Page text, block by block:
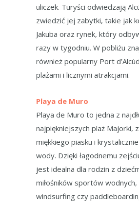
uliczek. Turyści odwiedzają
zwiedzić jej zabytki, takie jak
Jakuba oraz rynek, który
razy w tygodniu. W pobliżu
również popularny Port
plażami i licznymi atrakcjami.
Playa de Muro
Playa de Muro to jedna z
najpiękniejszych plaż Majorki,
miękkiego piasku i
wody. Dzięki łagodnemu
jest idealna dla rodzin z
miłośników sportów wodnych,
windsurfing czy